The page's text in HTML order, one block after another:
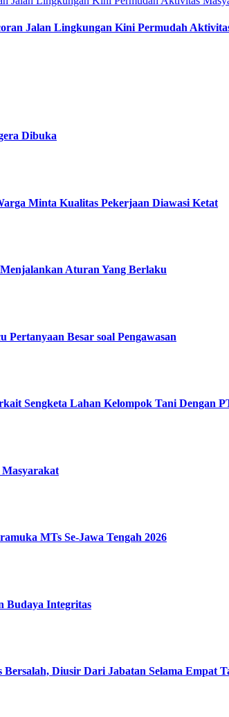
Jalan Lingkungan Kini Permudah
Dibuka
Minta Kualitas Pekerjaan Diawasi Ketat
Aturan Yang Berlaku
Besar soal Pengawasan
Sengketa Lahan Kelompok Tani Dengan
Masyarakat
MTs Se-Jawa Tengah 2026
Budaya Integritas
Diusir Dari Jabatan Selama Empat